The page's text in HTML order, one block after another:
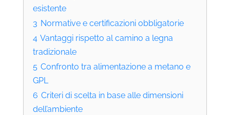
esistente
3 Normative e certificazioni obbligatorie
4 Vantaggi rispetto al camino a legna
tradizionale
5 Confronto tra alimentazione a metano e
GPL
6 Criteri di scelta in base alle dimensioni
dell’ambiente